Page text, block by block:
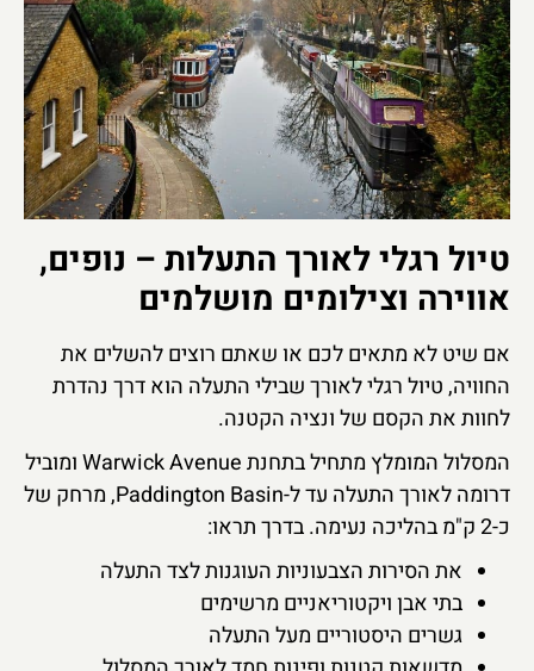
טיול רגלי לאורך התעלות – נופים,
אווירה וצילומים מושלמים
אם שיט לא מתאים לכם או שאתם רוצים להשלים את
החוויה, טיול רגלי לאורך שבילי התעלה הוא דרך נהדרת
לחוות את הקסם של ונציה הקטנה.
המסלול המומלץ מתחיל בתחנת Warwick Avenue ומוביל
דרומה לאורך התעלה עד ל-Paddington Basin, מרחק של
כ-2 ק"מ בהליכה נעימה. בדרך תראו:
את הסירות הצבעוניות העוגנות לצד התעלה
בתי אבן ויקטוריאניים מרשימים
גשרים היסטוריים מעל התעלה